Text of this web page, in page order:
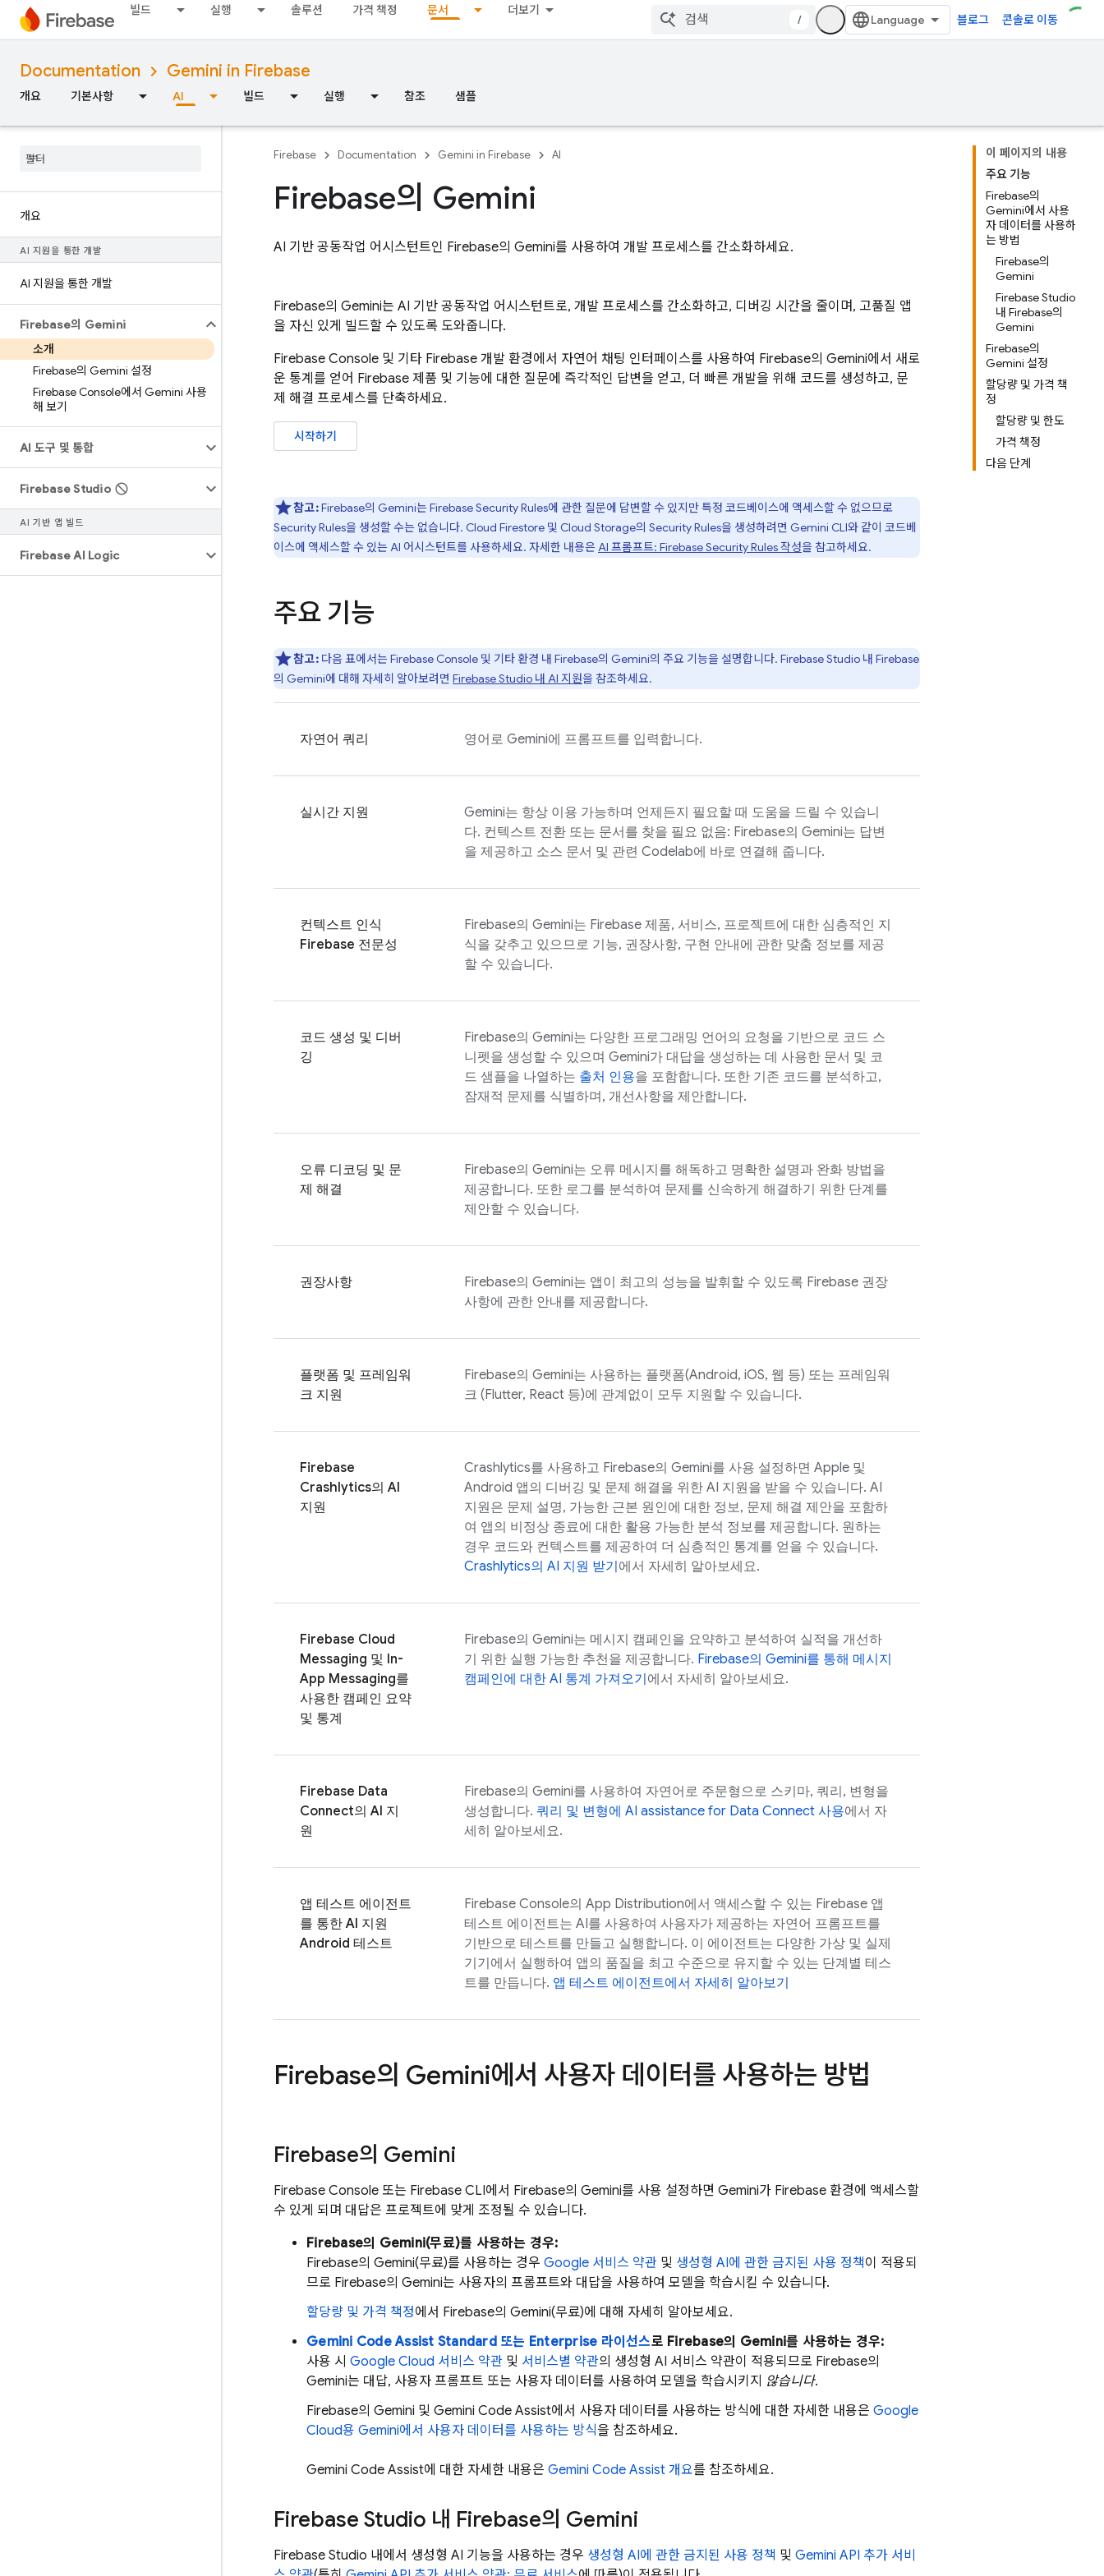
빌드 실행 솔루션 가격 책정 문서 더보기
/ 블로그 콘솔로 이동
Documentation Gemini in Firebase
개요 기본사항 AI 빌드 실행 참조 샘플
개요
AI 지원을 통한 개발
AI 지원을 통한 개발
Firebase의 Gemini
소개
Firebase의 Gemini 설정
Firebase Console에서 Gemini 사용
해 보기
AI 도구 및 통합
Firebase Studio
AI 기반 앱 빌드
Firebase AI Logic
이 페이지의 내용
주요 기능
Firebase의
Gemini에서 사용
자 데이터를 사용하
는 방법
Firebase의
Gemini
Firebase Studio
내 Firebase의
Gemini
Firebase의
Gemini 설정
할당량 및 가격 책
정
할당량 및 한도
가격 책정
다음 단계
Firebase Documentation Gemini in Firebase AI
Firebase의 Gemini
AI 기반 공동작업 어시스턴트인 Firebase의 Gemini를 사용하여 개발 프로세스를 간소화하세요.
Firebase의 Gemini는 AI 기반 공동작업 어시스턴트로, 개발 프로세스를 간소화하고, 디버깅 시간을 줄이며, 고품질 앱
을 자신 있게 빌드할 수 있도록 도와줍니다.
Firebase Console 및 기타 Firebase 개발 환경에서 자연어 채팅 인터페이스를 사용하여 Firebase의 Gemini에서 새로
운 통계를 얻어 Firebase 제품 및 기능에 대한 질문에 즉각적인 답변을 얻고, 더 빠른 개발을 위해 코드를 생성하고, 문
제 해결 프로세스를 단축하세요.
시작하기
참고:Firebase의 Gemini는Firebase Security Rules에 관한 질문에 답변할 수 있지만 특정 코드베이스에 액세스할 수 없으므로
Security Rules을 생성할 수는 없습니다. Cloud Firestore 및 Cloud Storage의 Security Rules을 생성하려면 Gemini CLI와 같이 코드베
이스에 액세스할 수 있는 AI 어시스턴트를 사용하세요. 자세한 내용은AI 프롬프트: Firebase Security Rules작성을 참고하세요.
주요 기능
참고:다음 표에서는FirebaseConsole 및 기타 환경 내 Firebase의 Gemini의 주요 기능을 설명합니다. Firebase Studio내 Firebase
의 Gemini에 대해 자세히 알아보려면 Firebase Studio 내 AI 지원을 참조하세요.
자연어 쿼리 영어로 Gemini에 프롬프트를 입력합니다.
실시간 지원
Gemini는 항상 이용 가능하며 언제든지 필요할 때 도움을 드릴 수 있습니
다. 컨텍스트 전환 또는 문서를 찾을 필요 없음: Firebase의 Gemini는 답변
을 제공하고 소스 문서 및 관련 Codelab에 바로 연결해 줍니다.
컨텍스트 인식
Firebase 전문성
Firebase의 Gemini는 Firebase 제품, 서비스, 프로젝트에 대한 심층적인 지
식을 갖추고 있으므로 기능, 권장사항, 구현 안내에 관한 맞춤 정보를 제공
할 수 있습니다.
코드 생성 및 디버
깅
Firebase의 Gemini는 다양한 프로그래밍 언어의 요청을 기반으로 코드 스
니펫을 생성할 수 있으며 Gemini가 대답을 생성하는 데 사용한 문서 및 코
드 샘플을 나열하는 출처 인용을 포함합니다. 또한 기존 코드를 분석하고,
잠재적 문제를 식별하며, 개선사항을 제안합니다.
오류 디코딩 및 문
제 해결
Firebase의 Gemini는 오류 메시지를 해독하고 명확한 설명과 완화 방법을
제공합니다. 또한 로그를 분석하여 문제를 신속하게 해결하기 위한 단계를
제안할 수 있습니다.
권장사항 Firebase의 Gemini는 앱이 최고의 성능을 발휘할 수 있도록 Firebase 권장
사항에 관한 안내를 제공합니다.
플랫폼 및 프레임워
크 지원
Firebase의 Gemini는 사용하는 플랫폼(Android, iOS, 웹 등) 또는 프레임워
크 (Flutter, React 등)에 관계없이 모두 지원할 수 있습니다.
Firebase
Crashlytics의 AI
지원
Crashlytics를 사용하고 Firebase의 Gemini를 사용 설정하면 Apple 및
Android 앱의 디버깅 및 문제 해결을 위한 AI 지원을 받을 수 있습니다. AI
지원은 문제 설명, 가능한 근본 원인에 대한 정보, 문제 해결 제안을 포함하
여 앱의 비정상 종료에 대한 활용 가능한 분석 정보를 제공합니다. 원하는
경우 코드와 컨텍스트를 제공하여 더 심층적인 통계를 얻을 수 있습니다.
Crashlytics의 AI 지원 받기 에서 자세히 알아보세요.
Firebase Cloud
Messaging 및 In-
App Messaging를
사용한 캠페인 요약
및 통계
Firebase의 Gemini는 메시지 캠페인을 요약하고 분석하여 실적을 개선하
기 위한 실행 가능한 추천을 제공합니다. Firebase의 Gemini를 통해 메시지
캠페인에 대한 AI 통계 가져오기 에서 자세히 알아보세요.
Firebase Data
Connect의 AI 지
원
Firebase의 Gemini를 사용하여 자연어로 주문형으로 스키마, 쿼리, 변형을
생성합니다. 쿼리 및 변형에 AI assistance for Data Connect 사용에서 자
세히 알아보세요.
앱 테스트 에이전트
를 통한 AI 지원
Android 테스트
Firebase Console의 App Distribution에서 액세스할 수 있는 Firebase 앱
테스트 에이전트는 AI를 사용하여 사용자가 제공하는 자연어 프롬프트를
기반으로 테스트를 만들고 실행합니다. 이 에이전트는 다양한 가상 및 실제
기기에서 실행하여 앱의 품질을 최고 수준으로 유지할 수 있는 단계별 테스
트를 만듭니다. 앱 테스트 에이전트에서 자세히 알아보기
Firebase의 Gemini에서 사용자 데이터를 사용하는 방법
Firebase의 Gemini
Firebase Console 또는 Firebase CLI에서 Firebase의 Gemini를 사용 설정하면 Gemini가 Firebase 환경에 액세스할
수 있게 되며 대답은 프로젝트에 맞게 조정될 수 있습니다.
Firebase의 Gemini(무료)를 사용하는 경우:
Firebase의 Gemini(무료)를 사용하는 경우 Google 서비스 약관 및 생성형 AI에 관한 금지된 사용 정책이 적용되
므로 Firebase의 Gemini는 사용자의 프롬프트와 대답을 사용하여 모델을 학습시킬 수 있습니다.
할당량 및 가격 책정에서 Firebase의 Gemini(무료)에 대해 자세히 알아보세요.
Gemini Code Assist Standard 또는 Enterprise 라이선스로 Firebase의 Gemini를 사용하는 경우:
사용 시 Google Cloud 서비스 약관 및 서비스별 약관의 생성형 AI 서비스 약관이 적용되므로 Firebase의
Gemini는 대답, 사용자 프롬프트 또는 사용자 데이터를 사용하여 모델을 학습시키지 않습니다.
Firebase의 Gemini 및 Gemini Code Assist에서 사용자 데이터를 사용하는 방식에 대한 자세한 내용은 Google
Cloud용 Gemini에서 사용자 데이터를 사용하는 방식을 참조하세요.
Gemini Code Assist에 대한 자세한 내용은 Gemini Code Assist 개요를 참조하세요.
Firebase Studio 내 Firebase의 Gemini
Firebase Studio 내에서 생성형 AI 기능을 사용하는 경우 생성형 AI에 관한 금지된 사용 정책 및 Gemini API 추가 서비